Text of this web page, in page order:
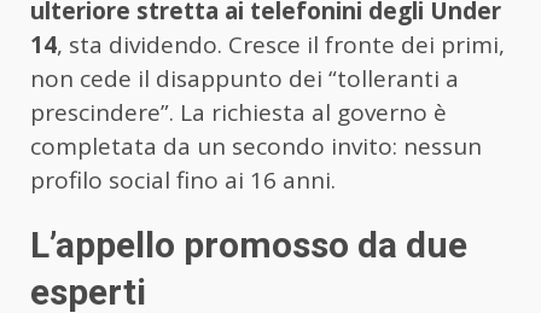
ulteriore stretta ai telefonini degli Under
14, sta dividendo. Cresce il fronte dei primi,
non cede il disappunto dei “tolleranti a
prescindere”. La richiesta al governo è
completata da un secondo invito: nessun
profilo social fino ai 16 anni.
L’appello promosso da due
esperti